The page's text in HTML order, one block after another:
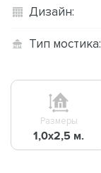
Дизайн:
Тип мостика:
Размеры
1,0х2,5 м.